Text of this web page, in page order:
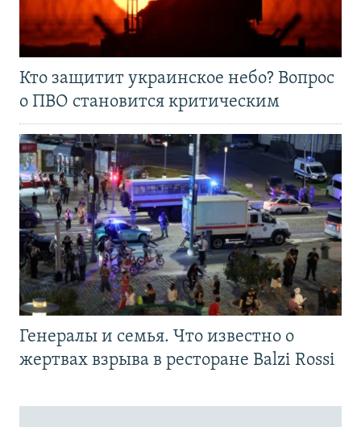
Кто защитит украинское небо? Вопрос
о ПВО становится критическим
Генералы и семья. Что известно о
жертвах взрыва в ресторане Balzi Rossi